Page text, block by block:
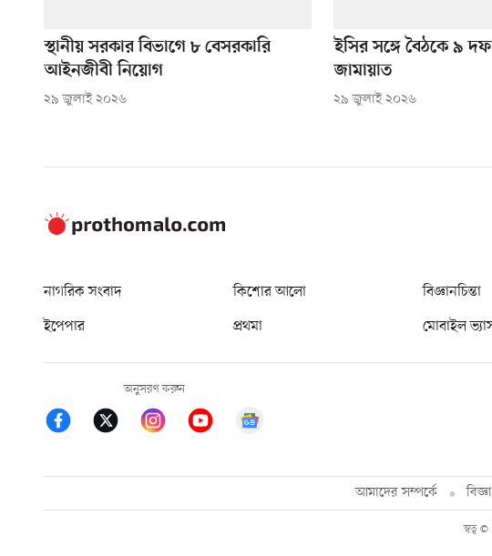
স্থানীয় সরকার বিভাগে ৮ বেসরকারি
আইনজীবী নিয়োগ
২৯ জুলাই ২০২৬
ইসির সঙ্গে বৈঠকে ৯
জামায়াত
২৯ জুলাই ২০২৬
নাগরিক সংবাদ কিশোর আলো বিজ্ঞানচিন্তা
ইপেপার
প্রথমা মোবাইল
অনুসরণ করুন
আমাদের সম্পর্কে
স্বত্ব